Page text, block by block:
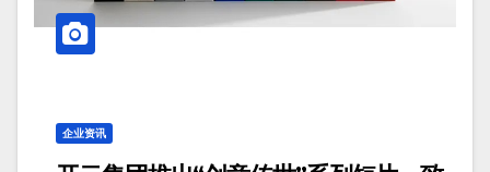
企业资讯